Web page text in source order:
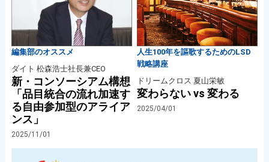
編集部のオススメ
ダイト 松森浩士社長兼CEO
新・コンソーシアム構想
「品目統合の流れ加速す
る自由参加型のアライア
ンス」
2025/11/01
人生100年を謳歌するためのLSD
戦略講座
ドリームクロス 夏山栄敏
変わらない vs 変わる
2025/04/01